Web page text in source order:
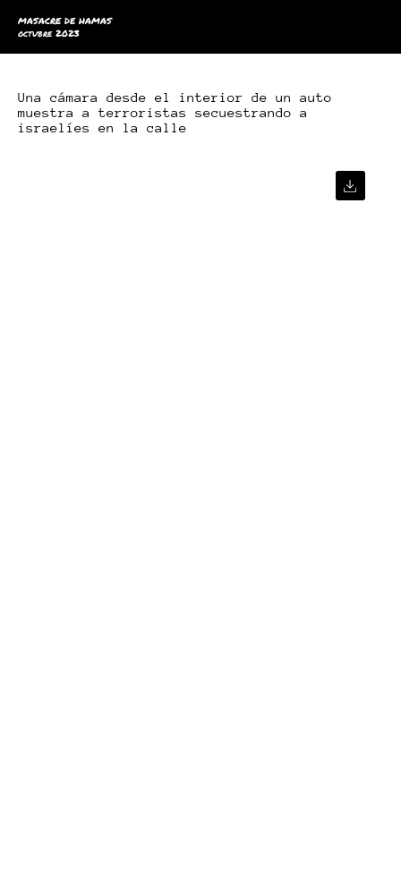
MASACRE DE HAMAS
octubre 2023
Una cámara desde el interior de un auto
muestra a terroristas secuestrando a
israelíes en la calle